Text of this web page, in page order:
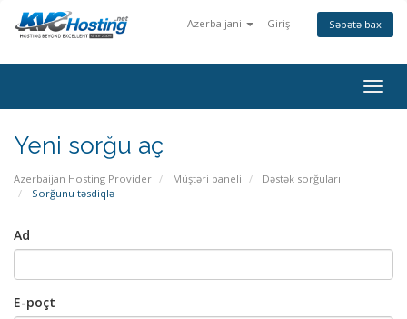
Azerbaijani Giriş Səbətə bax
Yeni sorğu aç
Azerbaijan Hosting Provider Müştəri paneli
Dəstək sorğuları
Sorğunu təsdiqlə
Ad
E-poçt